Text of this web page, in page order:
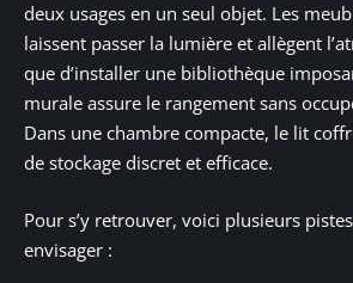
deux usages en un seul objet. Les
laissent passer la lumière et allègent
que d’installer une bibliothèque
murale assure le rangement sans
Dans une chambre compacte, le lit
de stockage discret et efficace.
Pour s’y retrouver, voici plusieurs
envisager :